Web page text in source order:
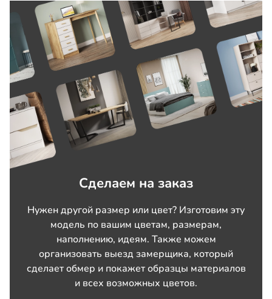
Сделаем на заказ
Нужен другой размер или цвет? Изготовим эту
модель по вашим цветам, размерам,
наполнению, идеям. Также можем
организовать выезд замерщика, который
сделает обмер и покажет образцы материалов
и всех возможных цветов.